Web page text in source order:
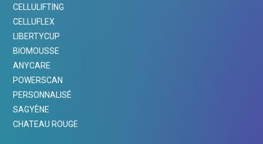
CELLULIFTING
CELLUFLEX
LIBERTYCUP
BIOMOUSSE
ANYCARE
POWERSCAN
PERSONNALISÉ
SAGYÈNE
CHATEAU ROUGE